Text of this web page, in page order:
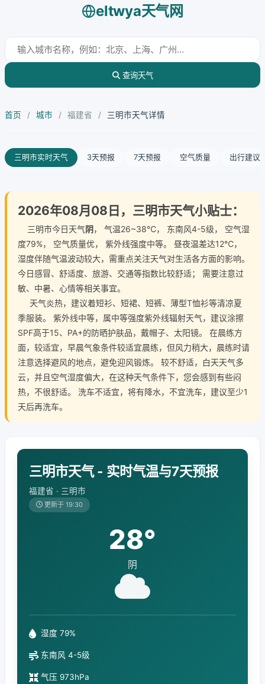
eltwya天气网
查询天气
首页 / 城市 / 福建省 / 三明市天气详情
三明市实时天气 3天预报 7天预报 空气质量 出行建议
2026年08月08日，三明市天气小贴士：
三明市今日天气阴， 气温26~38℃， 东南风4-5级， 空气湿
度79%， 空气质量优， 紫外线强度中等。 昼夜温差达12℃，
湿度伴随气温波动较大，需重点关注天气对生活各方面的影响。
今日感冒、舒适度、旅游、交通等指数比较舒适； 需要注意过
敏、中暑、心情等相关事宜。
天气炎热，建议着短衫、短裙、短裤、薄型T恤衫等清凉夏
季服装。 紫外线中等，属中等强度紫外线辐射天气，建议涂擦
SPF高于15、PA+的防晒护肤品，戴帽子、太阳镜。 在晨练方
面，较适宜，早晨气象条件较适宜晨练，但风力稍大，晨练时请
注意选择避风的地点，避免迎风锻炼。 较不舒适，白天天气多
云，并且空气湿度偏大，在这种天气条件下，您会感到有些闷
热，不很舒适。 洗车不适宜，将有降水，不宜洗车，建议至少1
天后再洗车。
三明市天气 - 实时气温与7天预报
福建省 · 三明市
更新于 19:30
28°
阴
湿度 79%
东南风 4-5级
气压 973hPa